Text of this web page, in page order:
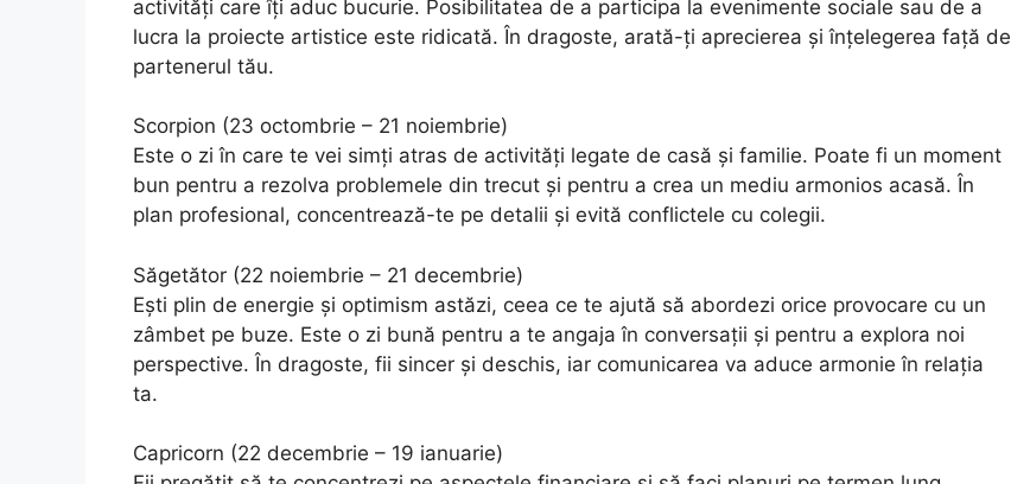
activități care îți aduc bucurie. Posibilitatea de a participa la evenimente sociale sau de a
lucra la proiecte artistice este ridicată. În dragoste, arată-ți aprecierea și înțelegerea față de
partenerul tău.
Scorpion (23 octombrie – 21 noiembrie)
Este o zi în care te vei simți atras de activități legate de casă și familie. Poate fi un moment
bun pentru a rezolva problemele din trecut și pentru a crea un mediu armonios acasă. În
plan profesional, concentrează-te pe detalii și evită conflictele cu colegii.
Săgetător (22 noiembrie – 21 decembrie)
Ești plin de energie și optimism astăzi, ceea ce te ajută să abordezi orice provocare cu un
zâmbet pe buze. Este o zi bună pentru a te angaja în conversații și pentru a explora noi
perspective. În dragoste, fii sincer și deschis, iar comunicarea va aduce armonie în relația
ta.
Capricorn (22 decembrie – 19 ianuarie)